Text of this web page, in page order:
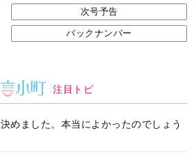
次号予告
バックナンバー
注目トピ
めました。本当によかったのでしょう